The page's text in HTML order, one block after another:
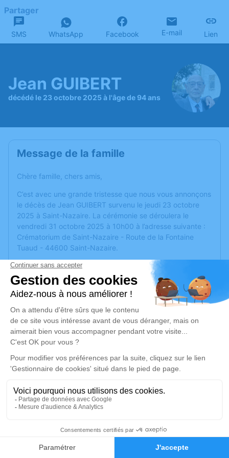
Faire-part Hommages
Partager
SMS WhatsApp Facebook E-mail Lien
Jean GUIBERT
décédé le 23 octobre 2025 à l'âge de 94 ans
Message de la famille
Chère famille, chers amis,
C’est avec une grande tristesse que nous vous annonçons
le décès de Jean GUIBERT survenu le jeudi 23 octobre
2025 à Saint-Nazaire. La cérémonie se déroulera le
vendredi 31 octobre 2025 à 10h00 à l’adresse suivante :
Crématorium de Saint-Nazaire - Route de la Fontaine
Tuaud - 44600 Saint-Nazaire.
Une collation est prévue à l’hôtel aquilon à St Nazaire
Nous vous invitons à utiliser cet espace pour laisser vos
condoléances, partager des photos souvenirs, une
anecdote ou exprimer vos pensées à travers des poèmes
ou des textes. Cet endroit est un lieu d'expression dédié à
Un service de plantation d’arbre hommage est
ici.
Je rends hommage
vendredi 31 octobre 2025 à 10h00
Crématorium de Saint-Nazaire